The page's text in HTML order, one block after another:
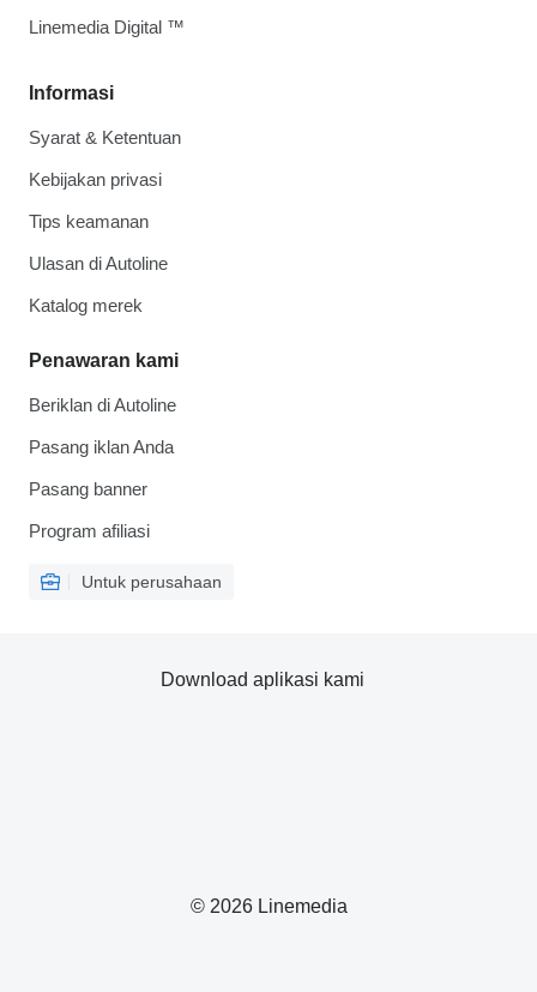
Informasi
Syarat & Ketentuan
Kebijakan privasi
Tips keamanan
Ulasan di Autoline
Katalog merek
Penawaran kami
Beriklan di Autoline
Pasang iklan Anda
Pasang banner
Program afiliasi
Untuk perusahaan
Linemedia Digital ™
© 2026 Linemedia
Download aplikasi kami